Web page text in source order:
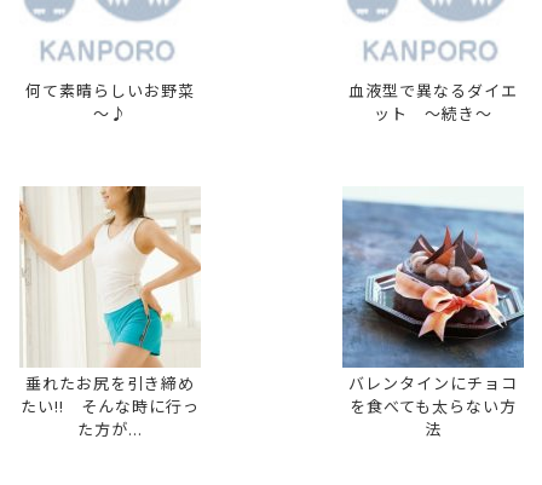
何て素晴らしいお野菜
～♪
血液型で異なるダイエ
ット 〜続き〜
垂れたお尻を引き締め
たい!! そんな時に行っ
た方が...
バレンタインにチョコ
を食べても太らない方
法